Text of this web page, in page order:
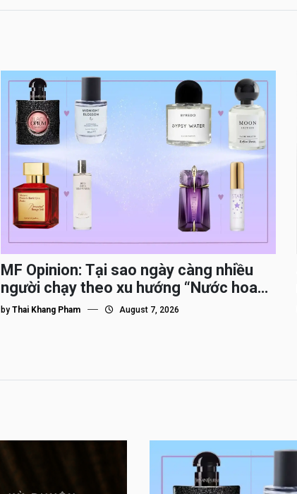
MF Opinion: Tại sao ngày càng nhiều
người chạy theo xu hướng “Nước hoa
Dupe”?
by Thai Khang Pham August 7, 2026